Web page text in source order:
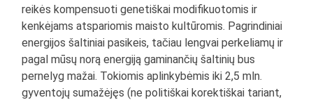
reikės kompensuoti genetiškai modifikuotomis ir
kenkėjams atspariomis maisto kultūromis. Pagrindiniai
energijos šaltiniai pasikeis, tačiau lengvai perkeliamų ir
pagal mūsų norą energiją gaminančių šaltinių bus
pernelyg mažai. Tokiomis aplinkybėmis iki 2,5 mln.
gyventojų sumažėjęs (ne politiškai korektiškai tariant,